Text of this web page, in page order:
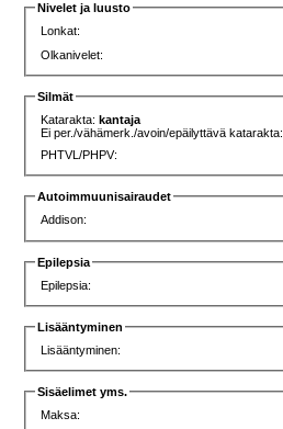
Nivelet ja luusto
Lonkat:
Olkanivelet:
Silmät
Katarakta:kantaja
Ei per./vähämerk./avoin/epäilyttävä katarakta:
PHTVL/PHPV:
Autoimmuunisairaudet
Addison:
Epilepsia
Epilepsia:
Lisääntyminen
Lisääntyminen:
Sisäelimet yms.
Maksa: